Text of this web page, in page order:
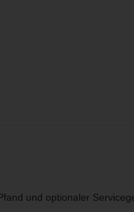
und optionaler